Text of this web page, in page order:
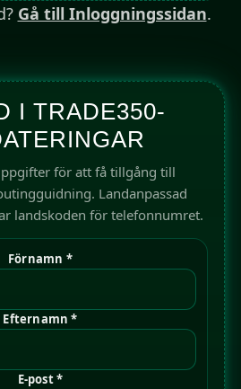
Gå till Inloggningssidan.
I TRADE350-
för att få tillgång till
Landanpassad
landskoden för telefonnumret.
Förnamn *
Efternamn *
E-post *